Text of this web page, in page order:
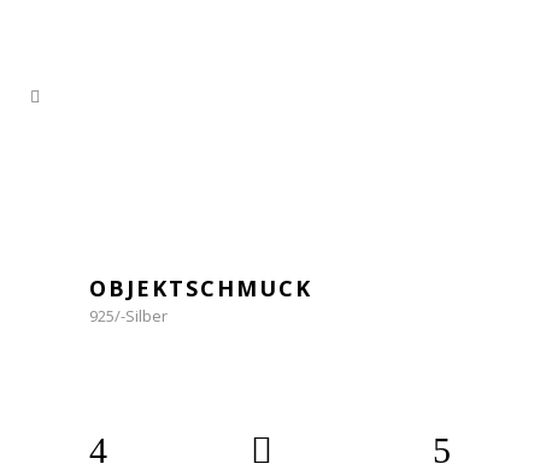
OBJEKTSCHMUCK
925/-Silber